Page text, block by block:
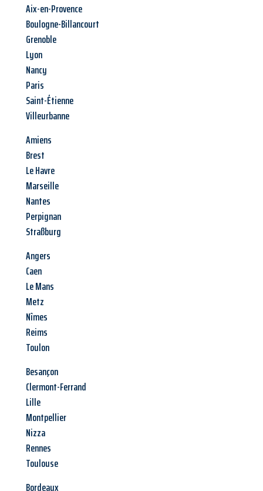
Aix-en-Provence
Boulogne-Billancourt
Grenoble
Lyon
Nancy
Paris
Saint-Étienne
Villeurbanne
Amiens
Brest
Le Havre
Marseille
Nantes
Perpignan
Straßburg
Angers
Caen
Le Mans
Metz
Nîmes
Reims
Toulon
Besançon
Clermont-Ferrand
Lille
Montpellier
Nizza
Rennes
Toulouse
Bordeaux